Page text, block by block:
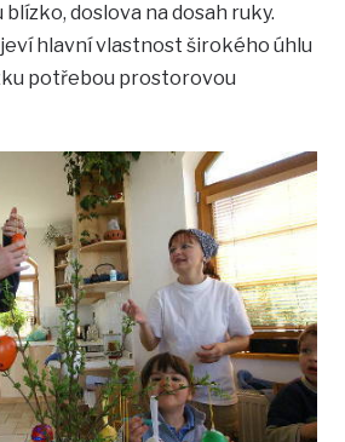
doslova na dosah ruky.
hlavní vlastnost širokého úhlu
potřebou prostorovou